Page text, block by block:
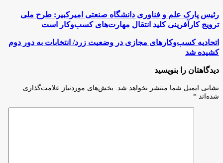
رئیس
پارک
علم
و
فناوری
دانشگاه
صنعتی
امیرکبیر:
ملی
ترویج
کارآفرینی
رئیس پارک علم و فناوری دانشگاه صنعتی امیرکبیر: طرح ملی
ترویج کارآفرینی کلید انتقال مهارت‌های کسب‌وکار است
اتحادیه
کسب‌و‌کارهای
مجازی
وضعیت
زرد/
انتخابات
به
اتحادیه کسب‌و‌کارهای مجازی در وضعیت زرد/ انتخابات به دور دوم
کشیده شد
دیدگاهتان را بنویسید
نشانی ایمیل شما منتشر نخواهد شد.
بخش‌های موردنیاز علامت‌گذاری
شده‌اند *